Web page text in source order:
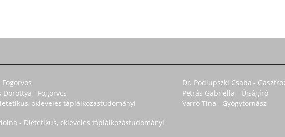
Dorottya - Fogorvos
okleveles táplálkozástudományi
- Dietetikus, okleveles táplálkozástudományi
Dr. Podlupszki Csaba -
Petrás Gabriella - Újságíró
Varró Tina - Gyógytornász